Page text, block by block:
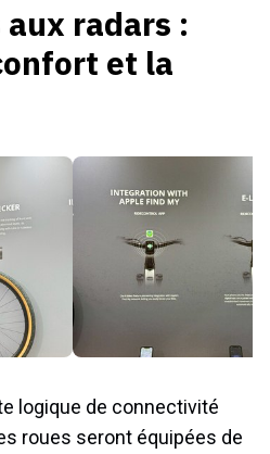
radars :
et la
logique de connectivité
roues seront équipées de